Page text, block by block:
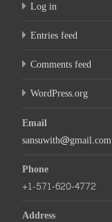
Log in
Entries feed
Comments feed
WordPress.org
Email
sansuwith@gmail.com
Phone
+1-571-620-4772
Address